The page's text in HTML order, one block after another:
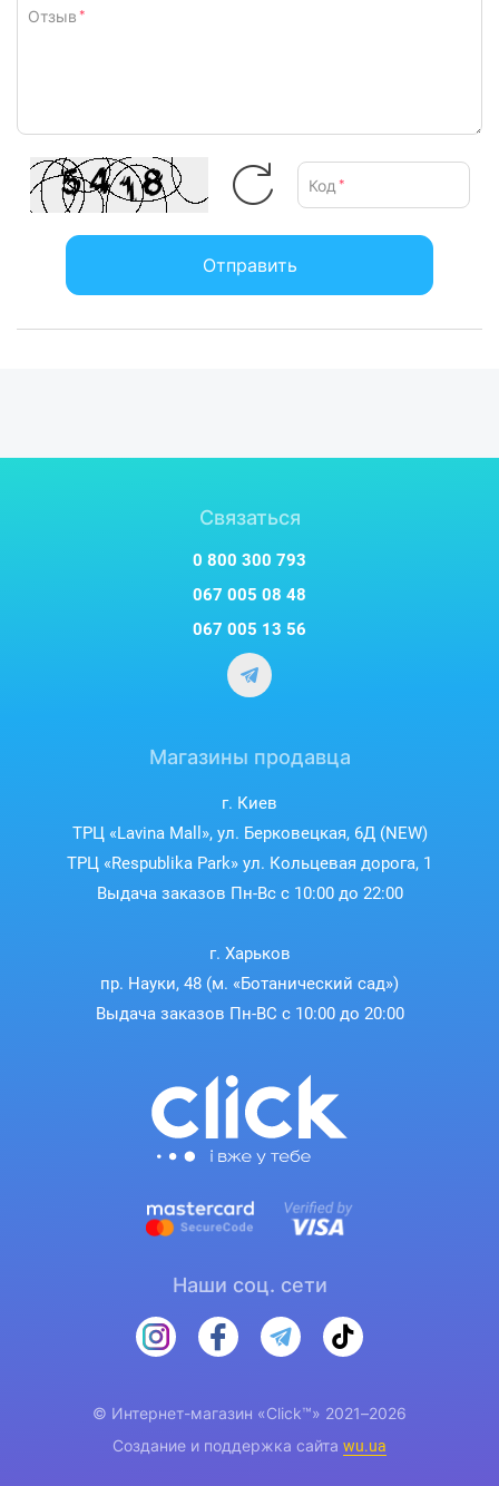
Отзыв *
Код *
Отправить
Связаться
0 800 300 793
067 005 08 48
067 005 13 56
Магазины продавца
г. Киев
ТРЦ «Lavina Mall», ул. Берковецкая, 6Д (NEW)
ТРЦ «Respublika Park» ул. Кольцевая дорога, 1
Выдача заказов Пн-Вс с 10:00 до 22:00
г. Харьков
пр. Науки, 48 (м. «Ботанический сад»)
Выдача заказов Пн-ВС с 10:00 до 20:00
Наши соц. сети
© Интернет-магазин «Click™» 2021–2026
Создание и поддержка сайта wu.ua